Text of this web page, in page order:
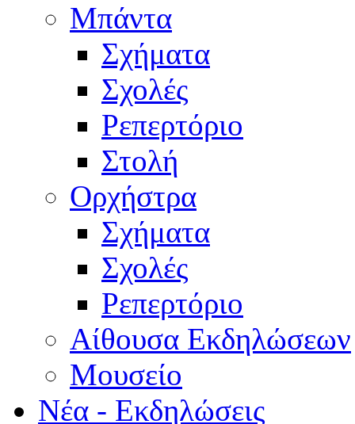
Μπάντα
Σχήματα
Σχολές
Ρεπερτόριο
Στολή
Ορχήστρα
Σχήματα
Σχολές
Ρεπερτόριο
Aίθουσα Εκδηλώσεων
Μουσείο
Νέα - Εκδηλώσεις